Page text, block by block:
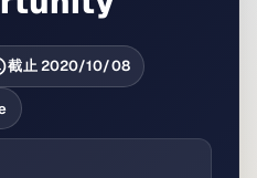
截止2020/10/08